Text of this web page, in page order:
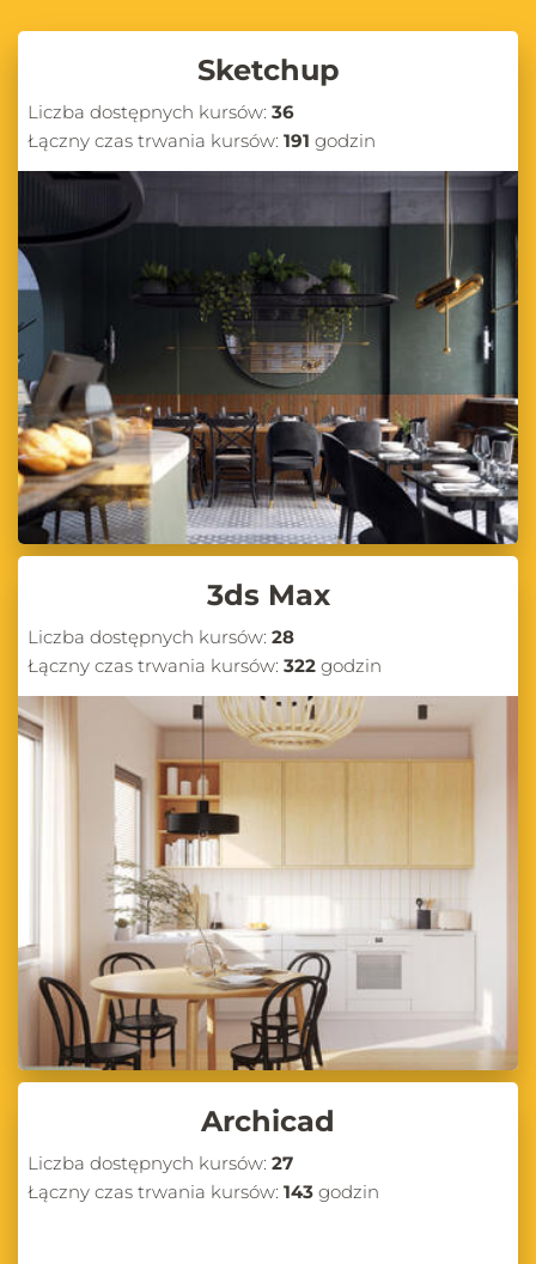
Sketchup
Liczba dostępnych kursów: 36
Łączny czas trwania kursów: 191 godzin
3ds Max
Liczba dostępnych kursów: 28
Łączny czas trwania kursów: 322 godzin
Archicad
Liczba dostępnych kursów: 27
Łączny czas trwania kursów: 143 godzin